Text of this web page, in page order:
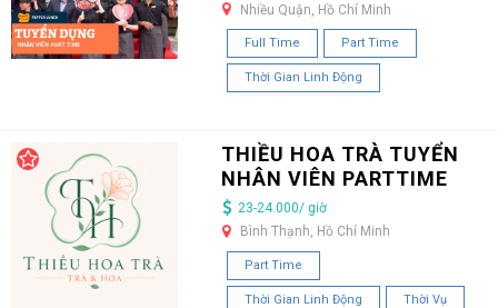
Nhiều Quận, Hồ Chí Minh
Full Time Part Time
Thời Gian Linh Động
THIỀU HOA TRÀ TUYỂN
NHÂN VIÊN PARTTIME
23-24.000/ giờ
Bình Thạnh, Hồ Chí Minh
Part Time
Thời Gian Linh Động Thời Vụ